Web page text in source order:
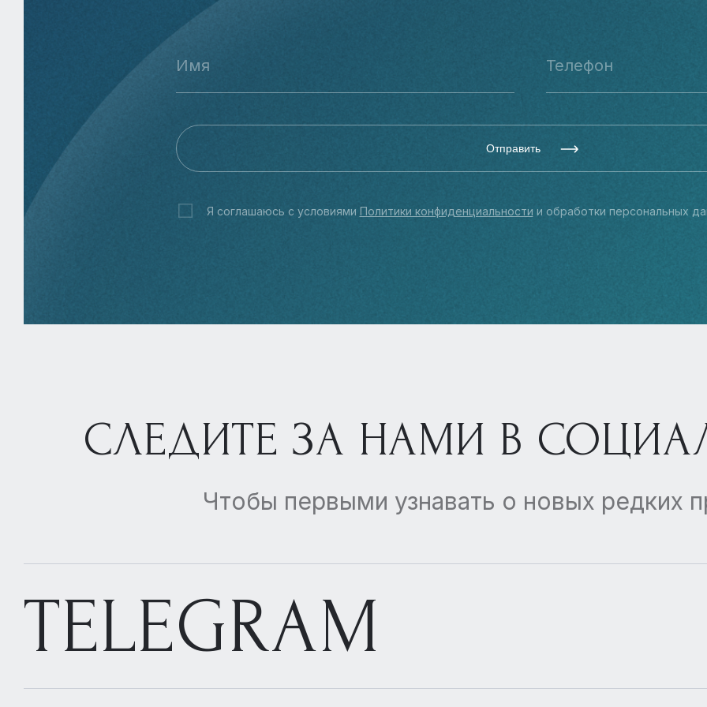
Отправить
Я соглашаюсь с условиями Политики конфиденциальности и обработки персональных
СЛЕДИТЕ ЗА НАМИ В
Чтобы первыми узнавать о новых редких
TELEGRAM